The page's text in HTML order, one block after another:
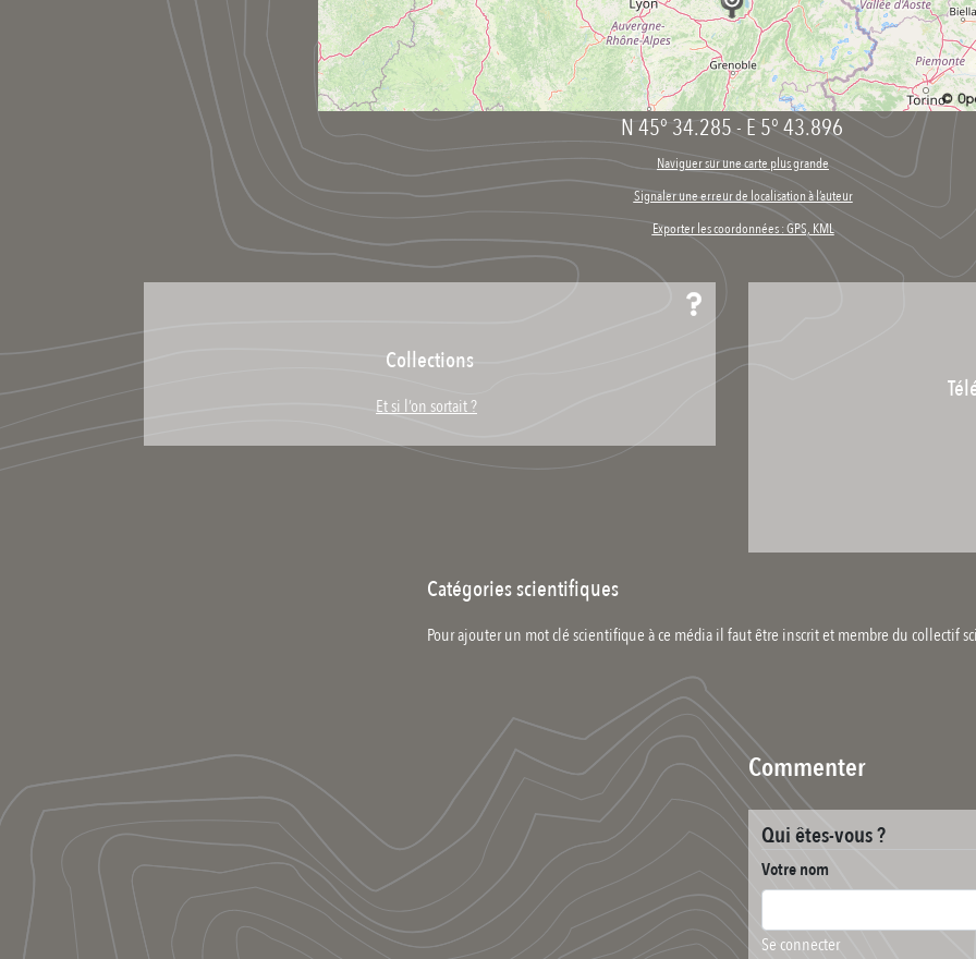
N 45° 34.285-E 5° 43.896
Naviguer sur une carte plus grande
Signaler une erreur de localisation à l’auteur
Exporter les coordonnées : GPS, KML
Collections
Et si l’on sortait ?
Catégories scientifiques
Pour ajouter un mot clé scientifique à ce média il faut être inscrit et membre du collectif
Commenter
Qui êtes-vous ?
Votre nom
Se connecter